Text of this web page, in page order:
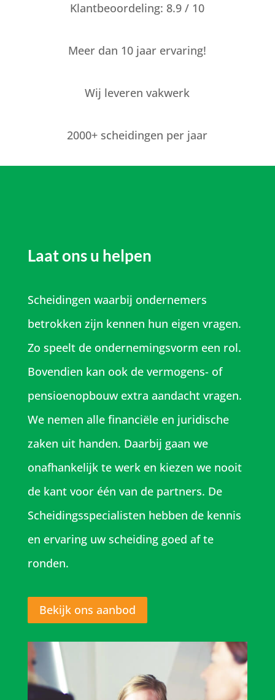
Klantbeoordeling: 8.9 / 10
Meer dan 10 jaar ervaring!
Wij leveren vakwerk
2000+ scheidingen per jaar
Laat ons u helpen
Scheidingen waarbij ondernemers
betrokken zijn kennen hun eigen vragen.
Zo speelt de ondernemingsvorm een rol.
Bovendien kan ook de vermogens- of
pensioenopbouw extra aandacht vragen.
We nemen alle financiële en juridische
zaken uit handen. Daarbij gaan we
onafhankelijk te werk en kiezen we nooit
de kant voor één van de partners. De
Scheidingsspecialisten hebben de kennis
en ervaring uw scheiding goed af te
ronden.
Bekijk ons aanbod